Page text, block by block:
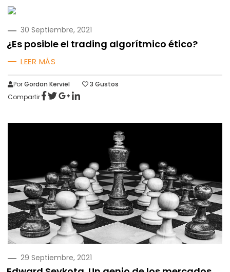
PUBLICADO
30 Septiembre, 2021
¿Es posible el trading algorítmico ético?
LEER MÁS
PorGordon Kerviel 3 Gustos
Compartir
PUBLICADO
29 Septiembre, 2021